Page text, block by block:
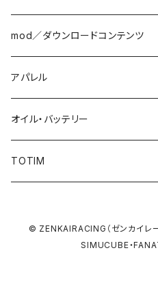
mod／ダウンロードコンテンツ
アパレル
オイル・バッテリー
TOTIM
© ZENKAIRACING（ゼンカイレー
SIMUCUBE・